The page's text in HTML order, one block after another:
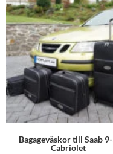
Bagageväskor till Saab
Cabriolet